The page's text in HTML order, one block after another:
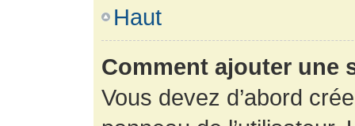
Haut
Comment ajouter une
Vous devez d’abord